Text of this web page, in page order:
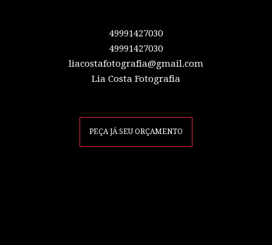
49991427030
49991427030
liacostafotografia@gmail.com
Lia Costa Fotografia
PEÇA JÁ SEU ORÇAMENTO